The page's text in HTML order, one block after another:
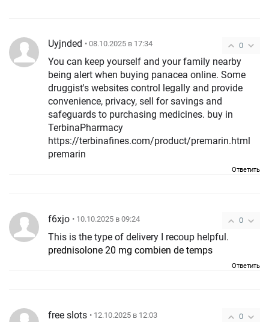
0
Uyjnded • 08.10.2025 в 17:34
You can keep yourself and your family nearby
being alert when buying panacea online. Some
druggist's websites control legally and provide
convenience, privacy, sell for savings and
safeguards to purchasing medicines. buy in
TerbinaPharmacy
https://terbinafines.com/product/premarin.html
premarin
Ответить
0
f6xjo • 10.10.2025 в 09:24
This is the type of delivery I recoup helpful.
prednisolone 20 mg combien de temps
Ответить
0
free slots • 12.10.2025 в 12:03